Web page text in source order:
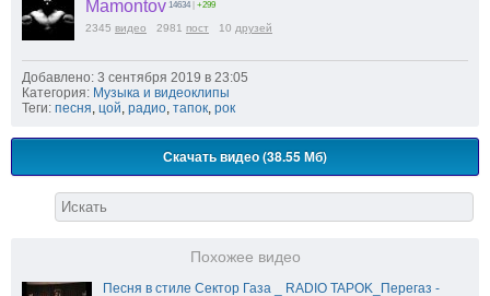
Mamontov 14634 +299
2345 видео 2981 пост 10 друзей
Добавлено: 3 сентября 2019 в 23:05
Категория: Музыка и видеоклипы
Теги: песня, цой, радио, тапок, рок
Скачать видео (38.55 Мб)
Похожее видео
Песня в стиле Сектор Газа _ RADIO TAPOK_Перегаз -